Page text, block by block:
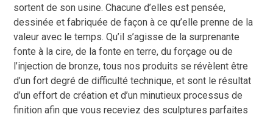
sortent de son usine. Chacune d’elles est pensée,
dessinée et fabriquée de façon à ce qu’elle prenne de la
valeur avec le temps. Qu’il s’agisse de la surprenante
fonte à la cire, de la fonte en terre, du forçage ou de
l’injection de bronze, tous nos produits se révèlent être
d’un fort degré de difficulté technique, et sont le résultat
d’un effort de création et d’un minutieux processus de
finition afin que vous receviez des sculptures parfaites